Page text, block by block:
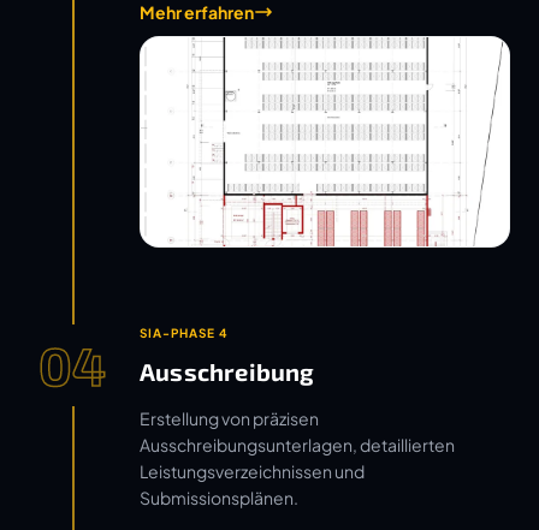
Mehr erfahren
04 SIA-PHASE 4
Ausschreibung
Erstellung von präzisen
Ausschreibungsunterlagen, detaillierten
Leistungsverzeichnissen und
Submissionsplänen.